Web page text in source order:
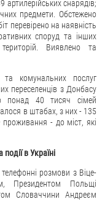
снарядів;
предмети. Обстежено
перевірено на наявність
споруд та інших
Виявлено та
комунальних послуг
переселенців з Донбасу
понад 40 тисяч сімей
в штабах, з них - 135
проживання - до міст, які
в Україні
розмови з Віце-
Президентом Польщі
Словаччини Андреєм